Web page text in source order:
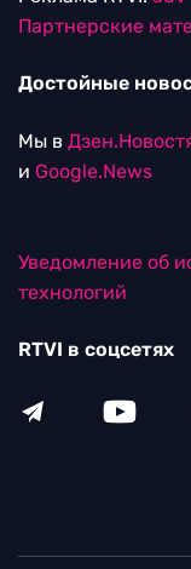
Партнерские
Достойные
Мы в
и Google.News
Уведомление об
технологий
RTVI в соцсетях